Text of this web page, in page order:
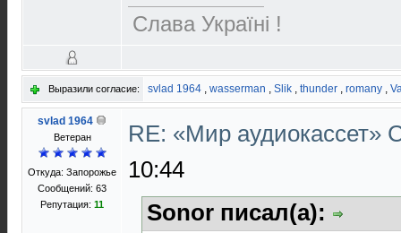
Слава Україні !
Выразили согласие: svlad 1964 , wasserman , Slik , thunder , romany ,
svlad 1964
Ветеран
Откуда: Запорожье
Сообщений: 63
Репутация: 11
RE: «Мир аудиокассет»
10:44
Sonor писал(а):